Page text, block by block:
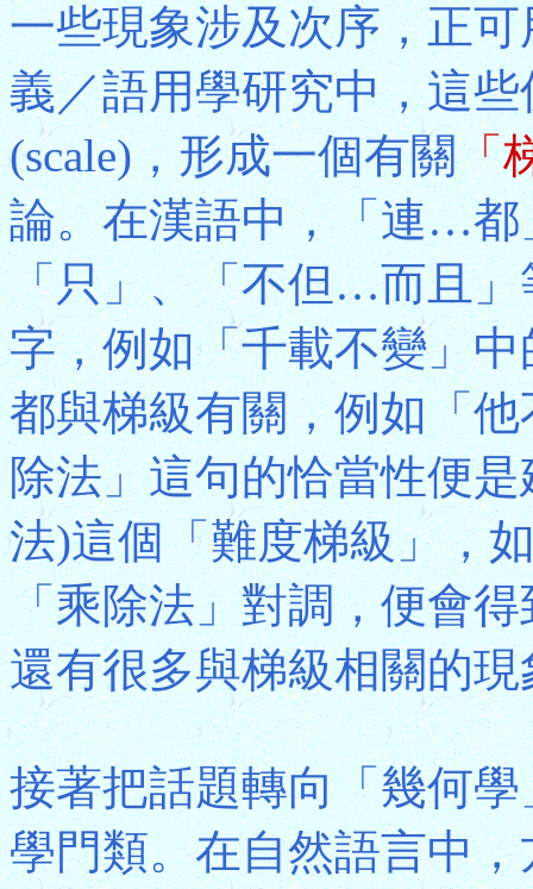
一些現象涉及次序，正
義／語用學研究中，這
(scale)，形成一個有關「
論。在漢語中，「連…都
「只」、「不但…而且」
字，例如「千載不變」
都與梯級有關，例如「
除法」這句的恰當性便
法)這個「難度梯級」，
「乘除法」對調，便會
還有很多與梯級相關的
接著把話題轉向「幾何
學門類。在自然語言中